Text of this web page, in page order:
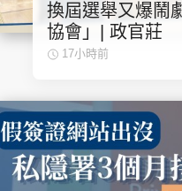
換屆選舉又爆鬧
協會」| 政官莊
17小時前